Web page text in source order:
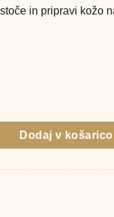
in pripravi kožo
čistilni gel za obraz
Dodaj v košarico